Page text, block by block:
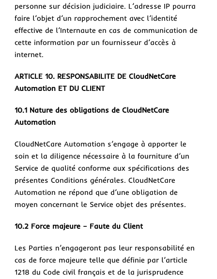
personne sur décision judiciaire. L’adresse IP pourra
faire l’objet d’un rapprochement avec l’identité
effective de l’Internaute en cas de communication de
cette information par un fournisseur d’accès à
internet.
ARTICLE 10. RESPONSABILITE DE CloudNetCare
Automation ET DU CLIENT
10.1 Nature des obligations de CloudNetCare
Automation
CloudNetCare Automation s’engage à apporter le
soin et la diligence nécessaire à la fourniture d’un
Service de qualité conforme aux spécifications des
présentes Conditions générales. CloudNetCare
Automation ne répond que d’une obligation de
moyen concernant le Service objet des présentes.
10.2 Force majeure – Faute du Client
Les Parties n’engageront pas leur responsabilité en
cas de force majeure telle que définie par l’article
1218 du Code civil français et de la jurisprudence